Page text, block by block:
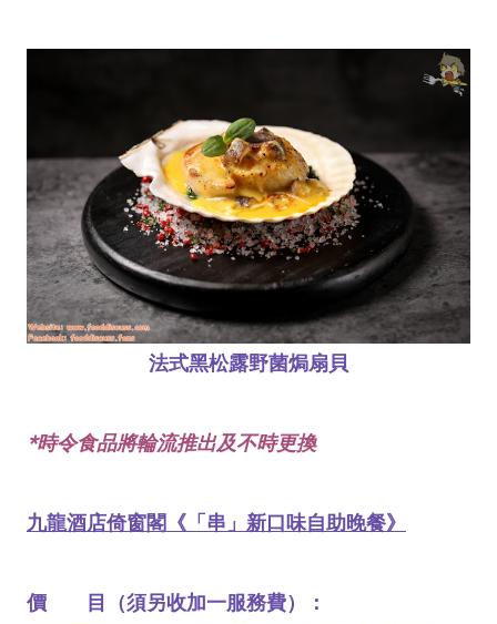
法式黑松露野菌焗扇貝
*時令食品將輪流推出及不時更換
九龍酒店倚窗閣《「串」新口味自助晚餐》
價 目（須另收加一服務費）：